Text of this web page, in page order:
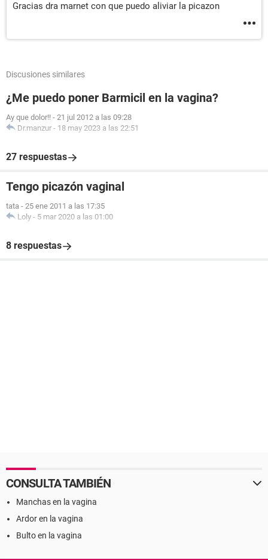
Gracias dra marnet con que puedo aliviar la picazon
Discusiones similares
¿Me puedo poner Barmicil en la vagina?
Ay que dolor!! - 21 jul 2012 a las 09:28
Dr.manzur - 18 may 2023 a las 22:51
27 respuestas
Tengo picazón vaginal
tata - 25 ene 2011 a las 17:35
Loly - 5 mar 2020 a las 01:00
8 respuestas
CONSULTA TAMBIÉN
Manchas en la vagina
Ardor en la vagina
Bulto en la vagina